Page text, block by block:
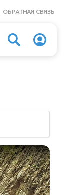
ОБРАТНАЯ СВЯЗЬ